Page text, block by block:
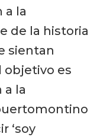
a la
de la historia
sientan
objetivo es
la
‘soy